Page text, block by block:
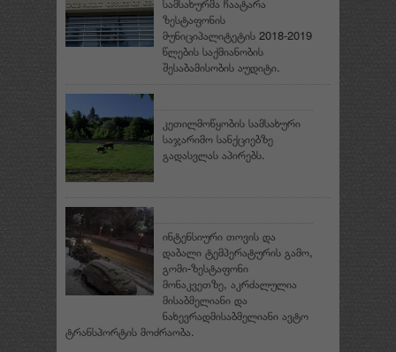
სამსახურმა ჩაატარა
ზესტაფონის
მუნიციპალიტეტის 2018-2019
წლების საქმიანობის
შესაბამისობის აუდიტი.
კეთილმოწყობის სამსახური
საჯარიმო სანქციებზე
გადასვლას აპირებს.
ინტენსიური თოვის და
დაბალი ტემპერატურის გამო,
გომი-ზესტაფონი
მონაკვეთზე, აკრძალულია
მისაბმელიანი და
ნახევრადმისაბმელიანი ავტო
ტრანსპორტის მოძრაობა.